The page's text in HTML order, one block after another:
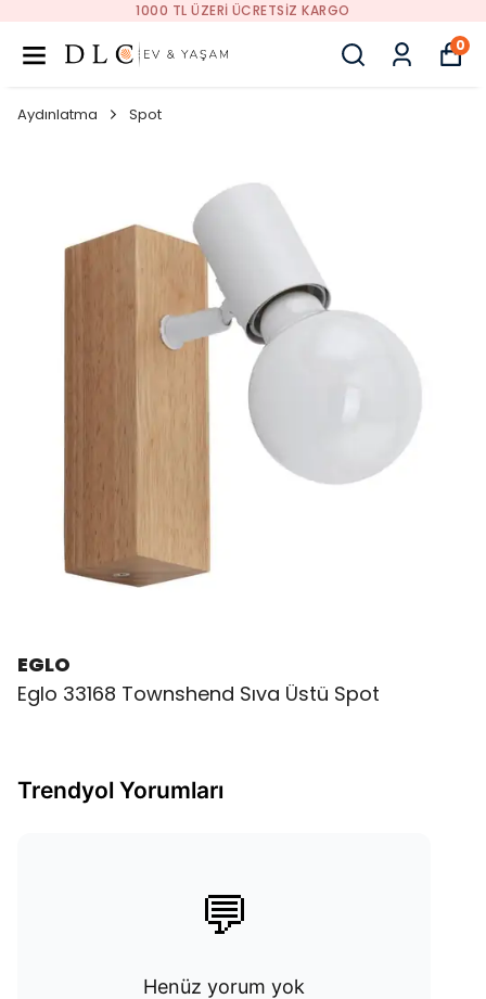
1000 TL ÜZERI ÜCRETSIZ KARGO
0
Aydınlatma Spot
EGLO
Eglo 33168 Townshend Sıva Üstü Spot
Trendyol Yorumları
💬
Henüz yorum yok